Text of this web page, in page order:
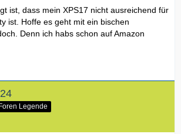
ist, dass mein XPS17 nicht ausreichend für
ist. Hoffe es geht mit ein bischen
Denn ich habs schon auf Amazon
Legende